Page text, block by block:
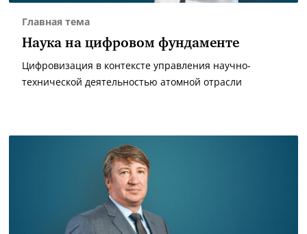
Главная тема
Наука на цифровом фундаменте
Цифровизация в контексте управления научно-
технической деятельностью атомной отрасли